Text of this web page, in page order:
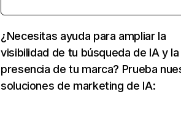
¿Necesitas ayuda para ampliar la
visibilidad de tu búsqueda de IA y la
presencia de tu marca? Prueba
soluciones de marketing de IA: